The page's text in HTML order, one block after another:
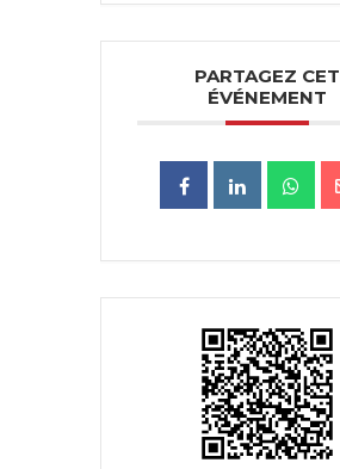
PARTAGEZ CET
ÉVÉNEMENT